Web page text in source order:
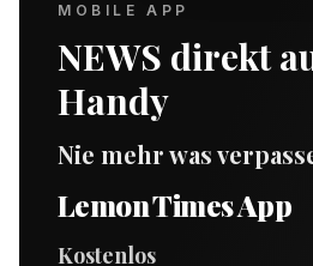
MOBILE APP
NEWS direkt
Handy
Nie mehr was
Lemon Times App
Kostenlos